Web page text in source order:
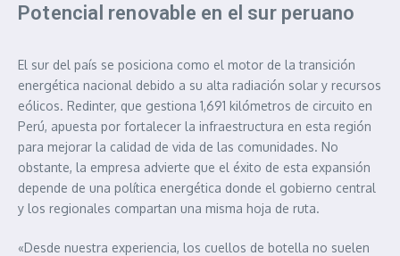
Potencial renovable en el sur peruano
El sur del país se posiciona como el motor de la transición
energética nacional debido a su alta radiación solar y recursos
eólicos. Redinter, que gestiona 1,691 kilómetros de circuito en
Perú, apuesta por fortalecer la infraestructura en esta región
para mejorar la calidad de vida de las comunidades. No
obstante, la empresa advierte que el éxito de esta expansión
depende de una política energética donde el gobierno central
y los regionales compartan una misma hoja de ruta.
«Desde nuestra experiencia, los cuellos de botella no suelen